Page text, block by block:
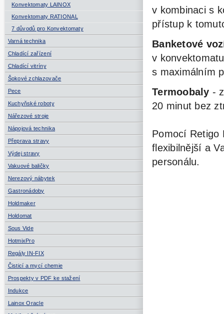
Konvektomaty LAINOX
Konvektomaty RATIONAL
7 důvodů pro Konvektomaty
Varná technika
Chladící zařízení
Chladící vitríny
Šokové zchlazovače
Pece
Kuchyňské roboty
Nářezové stroje
Nápojová technika
Přeprava stravy
Výdej stravy
Vakuové baličky
Nerezový nábytek
Gastronádoby
Holdmaker
Holdomat
Sous Vide
HotmixPro
Regály IN-FIX
Čisticí a mycí chemie
Prospekty v PDF ke stažení
Indukce
Lainox Oracle
v kombinaci s
přístup k
Banketové
v
s maximálním
Termoobaly -
20 minut bez
Pomocí Retigo
flexibilnější a
personálu.